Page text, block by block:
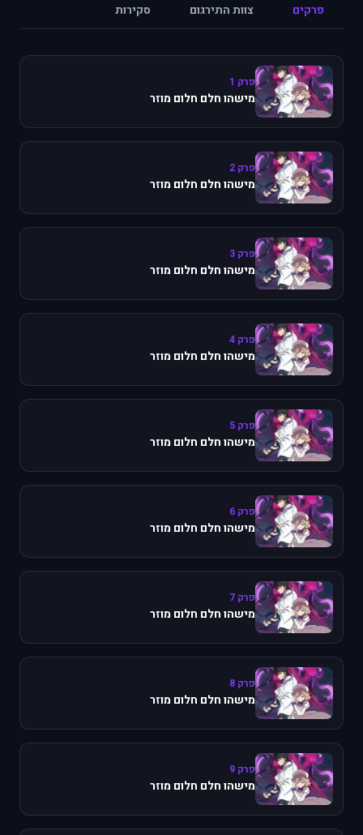
פרקים צוות התירגום סקירות
פרק 1
מישהו חלם חלום מוזר
פרק 2
מישהו חלם חלום מוזר
פרק 3
מישהו חלם חלום מוזר
פרק 4
מישהו חלם חלום מוזר
פרק 5
מישהו חלם חלום מוזר
פרק 6
מישהו חלם חלום מוזר
פרק 7
מישהו חלם חלום מוזר
פרק 8
מישהו חלם חלום מוזר
פרק 9
מישהו חלם חלום מוזר